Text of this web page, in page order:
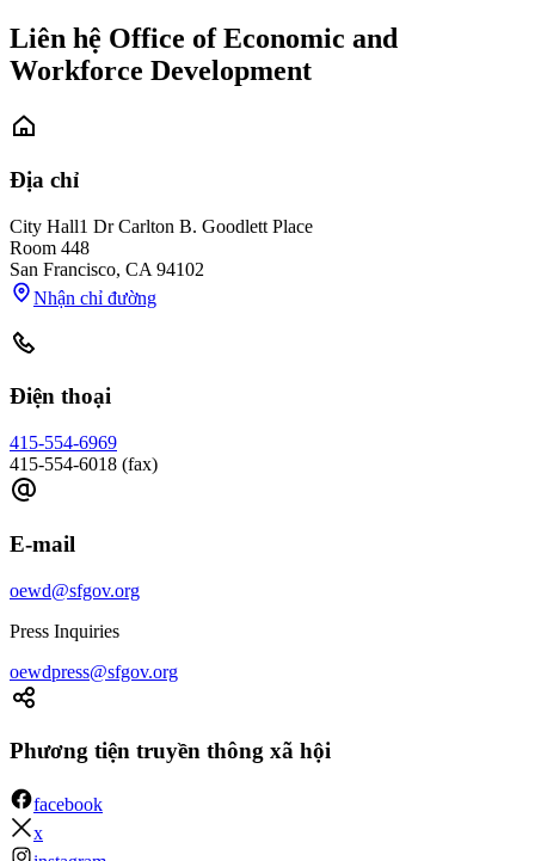
Liên hệ Office of Economic and
Workforce Development
Địa chỉ
City Hall1 Dr Carlton B. Goodlett Place
Room 448
San Francisco, CA 94102
Nhận chỉ đường
Điện thoại
415-554-6969
415-554-6018 (fax)
E-mail
oewd@sfgov.org
Press Inquiries
oewdpress@sfgov.org
Phương tiện truyền thông xã hội
facebook
x